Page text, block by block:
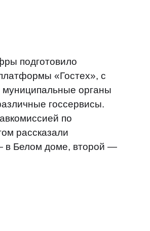
подготовило
«Гостех», с
органы
госсервисы.
по
рассказали
в Белом доме, второй —